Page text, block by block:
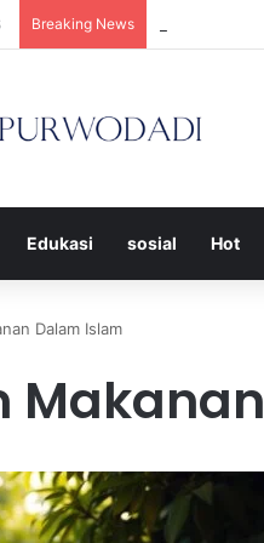
Breaking News
Edukasi sosial Hot
Dalam Islam